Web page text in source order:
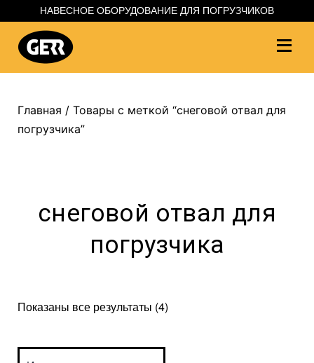
НАВЕСНОЕ ОБОРУДОВАНИЕ ДЛЯ ПОГРУЗЧИКОВ
Главная / Товары с меткой “снеговой отвал для
погрузчика”
снеговой отвал для
погрузчика
Показаны все результаты (4)